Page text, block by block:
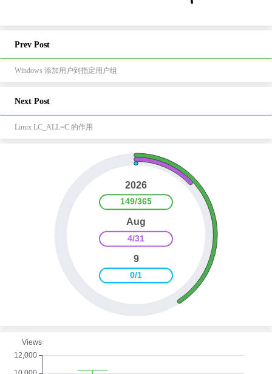
Prev Post
Windows 添加用户到指定用户组
Next Post
Linux LC_ALL=C 的作用